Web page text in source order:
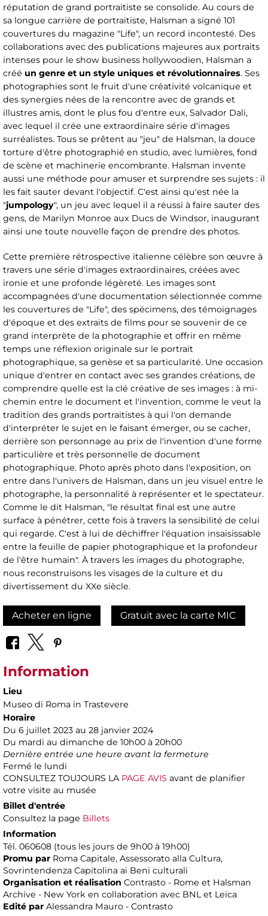
réputation de grand portraitiste se consolide. Au cours de
sa longue carrière de portraitiste, Halsman a signé 101
couvertures du magazine "Life", un record incontesté. Des
collaborations avec des publications majeures aux portraits
intenses pour le show business hollywoodien, Halsman a
créé un genre et un style uniques et révolutionnaires. Ses
photographies sont le fruit d'une créativité volcanique et
des synergies nées de la rencontre avec de grands et
illustres amis, dont le plus fou d'entre eux, Salvador Dali,
avec lequel il crée une extraordinaire série d'images
surréalistes. Tous se prêtent au "jeu" de Halsman, la douce
torture d'être photographié en studio, avec lumières, fond
de scène et machinerie encombrante. Halsman invente
aussi une méthode pour amuser et surprendre ses sujets : il
les fait sauter devant l'objectif. C'est ainsi qu'est née la
"jumpology", un jeu avec lequel il a réussi à faire sauter des
gens, de Marilyn Monroe aux Ducs de Windsor, inaugurant
ainsi une toute nouvelle façon de prendre des photos.
Cette première rétrospective italienne célèbre son œuvre à
travers une série d'images extraordinaires, créées avec
ironie et une profonde légèreté. Les images sont
accompagnées d'une documentation sélectionnée comme
les couvertures de "Life", des spécimens, des témoignages
d'époque et des extraits de films pour se souvenir de ce
grand interprète de la photographie et offrir en même
temps une réflexion originale sur le portrait
photographique, sa genèse et sa particularité. Une occasion
unique d'entrer en contact avec ses grandes créations, de
comprendre quelle est la clé créative de ses images : à mi-
chemin entre le document et l'invention, comme le veut la
tradition des grands portraitistes à qui l'on demande
d'interpréter le sujet en le faisant émerger, ou se cacher,
derrière son personnage au prix de l'invention d'une forme
particulière et très personnelle de document
photographique. Photo après photo dans l'exposition, on
entre dans l'univers de Halsman, dans un jeu visuel entre le
photographe, la personnalité à représenter et le spectateur.
Comme le dit Halsman, "le résultat final est une autre
surface à pénétrer, cette fois à travers la sensibilité de celui
qui regarde. C'est à lui de déchiffrer l'équation insaisissable
entre la feuille de papier photographique et la profondeur
de l'être humain". À travers les images du photographe,
nous reconstruisons les visages de la culture et du
divertissement du XXe siècle.
Acheter en ligne Gratuit avec la carte MIC
Information
Lieu
Museo di Roma in Trastevere
Horaire
Du 6 juillet 2023 au 28 janvier 2024
Du mardi au dimanche de 10h00 à 20h00
Dernière entrée une heure avant la fermeture
Fermé le lundi
CONSULTEZ TOUJOURS LA PAGE AVIS avant de planifier
votre visite au musée
Billet d'entrée
Consultez la page Billets
Information
Tél. 060608 (tous les jours de 9h00 à 19h00)
Promu par Roma Capitale, Assessorato alla Cultura,
Sovrintendenza Capitolina ai Beni culturali
Organisation et réalisation Contrasto - Rome et Halsman
Archive - New York en collaboration avec BNL et Leica
Edité par Alessandra Mauro - Contrasto